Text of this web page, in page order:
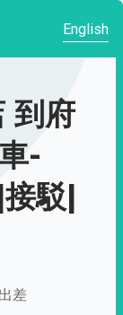
English
到府
-
駁|
差